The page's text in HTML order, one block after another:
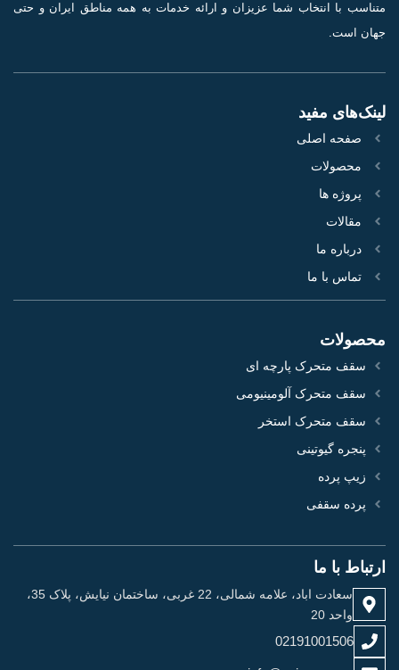
متناسب با انتخاب شما عزیزان و ارائه خدمات به همه مناطق ایران و حتی
جهان است.
لینک‌های مفید
صفحه اصلی
محصولات
پروژه‌ ها
مقالات
درباره ما
تماس با ما
محصولات
سقف متحرک پارچه ای
سقف متحرک آلومینیومی
سقف متحرک استخر
پنجره گیوتینی
زیپ پرده
پرده سقفی
ارتباط با ما
سعادت اباد، علامه شمالی، 22 غربی، ساختمان نیایش، پلاک 35،
واحد 20
02191001506